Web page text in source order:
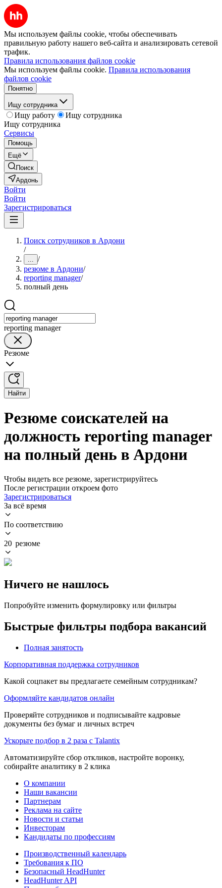
Мы используем файлы cookie, чтобы обеспечивать
правильную работу нашего веб-сайта и анализировать сетевой
трафик.
Правила использования файлов cookie
Мы используем файлы cookie. Правила использования
файлов cookie
Понятно
Ищу сотрудника
Ищу работу
Ищу сотрудника
Ищу сотрудника
Сервисы
Помощь
Ещё
Поиск
Ардонь
Войти
Войти
Зарегистрироваться
Поиск сотрудников в Ардони
/
... /
резюме в Ардони/
reporting manager/
полный день
reporting manager
Резюме
Найти
Резюме соискателей на
должность reporting manager
на полный день в Ардони
Чтобы видеть все резюме, зарегистрируйтесь
После регистрации откроем фото
Зарегистрироваться
За всё время
По соответствию
20 резюме
Ничего не нашлось
Попробуйте изменить формулировку или фильтры
Быстрые фильтры подбора вакансий
Полная занятость
Корпоративная поддержка сотрудников
Какой соцпакет вы предлагаете семейным сотрудникам?
Оформляйте кандидатов онлайн
Проверяйте сотрудников и подписывайте кадровые
документы без бумаг и личных встреч
Ускорьте подбор в 2 раза с Talantix
Автоматизируйте сбор откликов, настройте воронку,
собирайте аналитику в 2 клика
О компании
Наши вакансии
Партнерам
Реклама на сайте
Новости и статьи
Инвесторам
Кандидаты по профессиям
Производственный календарь
Требования к ПО
Безопасный HeadHunter
HeadHunter API